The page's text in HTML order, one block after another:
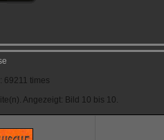
69211 times
Angezeigt: Bild 10 bis 10.